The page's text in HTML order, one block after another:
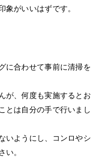
がいいはずです。
に合わせて事前に清掃を
が、何度も実施するとお
とは自分の手で行いまし
いようにし、コンロやシ
い。